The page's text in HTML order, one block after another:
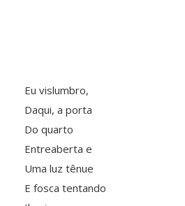
Eu vislumbro,
Daqui, a porta
Do quarto
Entreaberta e
Uma luz tênue
E fosca tentando